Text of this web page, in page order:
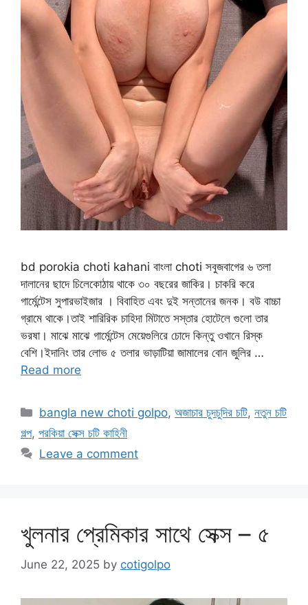
bd porokia choti kahani বাংলা choti সবুজবাগের ৬ তলা
দালানের ছাদে চিলেকোঠায় থাকে ৩০ বছরের জাকির। চাকরি করে
গার্মেন্টেস সুপারভাইজার । বিবাহিত এবং দুই সন্তানের জনক। বউ বাচ্চা
গ্রামে থাকে।তাই শারিরিক চাহিদা মিটাতে সস্তার হোটেলে গুলো তার
ভরষা। মাঝে মাঝে গার্মেন্টেস মেয়েগুলিরে চোদে কিন্তু ওখানে রিস্ক
বেশি।ইদানিং তার লোভ ৫ তলার ভাড়াটিয়া জামালের বোন জুলির …
Read more
Categories
bangla new choti golpo,অজাচার চুদচুদির চটি,নতুন চটি
গল্প, পরকিয়া সেক্স চটি কাহিনী
Leave a comment
খুলনার প্রেমিকার সাথে সেক্স – ৫
June 22, 2025 by cotigolpo